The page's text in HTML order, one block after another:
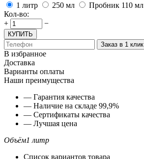
1 литр
250 мл
Пробник 110 мл
Кол-во:
+
−
КУПИТЬ
Заказ в 1 клик
В избранное
Доставка
Варианты оплаты
Наши преимущества
— Гарантия качества
— Наличие на складе 99,9%
— Сертификаты качества
— Лучшая цена
Объём1 литр
Список вариантов товара